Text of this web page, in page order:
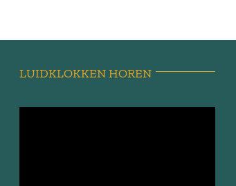
LUIDKLOKKEN HOREN